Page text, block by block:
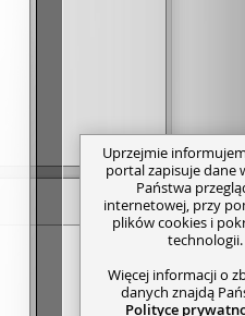
Uprzejmie
portal zapisuje dane
Państwa
internetowej, przy
plików cookies i
technologii.
Więcej informacji o
danych znajdą
Polityce